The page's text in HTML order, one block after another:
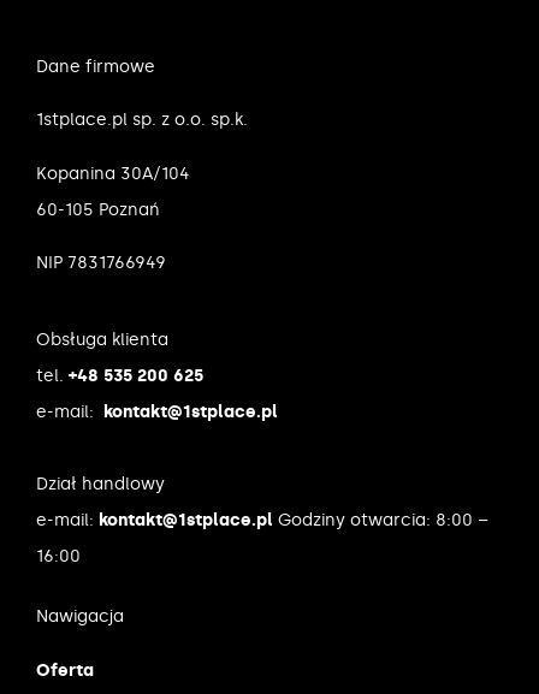
Dane firmowe
1stplace.pl sp. z o.o. sp.k.
Kopanina 30A/104
60-105 Poznań
NIP 7831766949
Obsługa klienta
tel. +48 535 200 625
e-mail: kontakt@1stplace.pl
Dział handlowy
e-mail: kontakt@1stplace.pl Godziny otwarcia: 8:00 –
16:00
Nawigacja
Oferta